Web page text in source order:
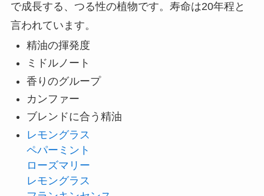
で成長する、つる性の植物です。寿命は20年程と
言われています。
精油の揮発度
ミドルノート
香りのグループ
カンファー
ブレンドに合う精油
レモングラス
ペパーミント
ローズマリー
レモングラス